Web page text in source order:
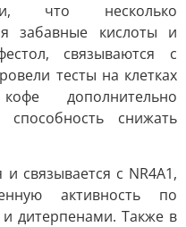
что несколько
забавные кислоты и
связываются с
тесты на клетках
дополнительно
снижать
связывается с NR4A1,
активность по
дитерпенами. Также в